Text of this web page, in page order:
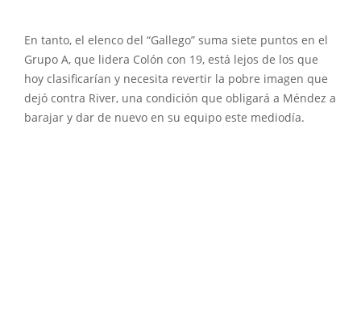
En tanto, el elenco del “Gallego” suma siete puntos en el
Grupo A, que lidera Colón con 19, está lejos de los que
hoy clasificarían y necesita revertir la pobre imagen que
dejó contra River, una condición que obligará a Méndez a
barajar y dar de nuevo en su equipo este mediodía.